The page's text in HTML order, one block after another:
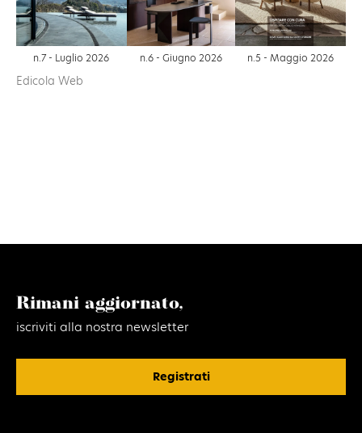
n.7 - Luglio 2026 n.6 - Giugno 2026 n.5 - Maggio 2026
Edicola Web
Rimani aggiornato,
iscriviti alla nostra newsletter
Registrati